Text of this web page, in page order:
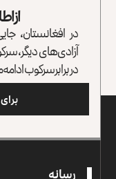
از
در افغانستان،
آزادی‌های دیگر،
در برابر سرکوب
رسانه